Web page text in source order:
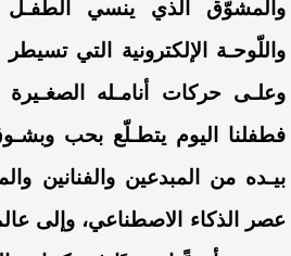
والمشوّق الذي ينسي الطفـل
واللّوحـة الإلكترونية التي
وعلـى حركات أنامـله
فطفلنا اليوم يتطـلّع بحب
بيـده من المبدعين والفنانين
عصر الذكاء الاصطناعي، وإلى